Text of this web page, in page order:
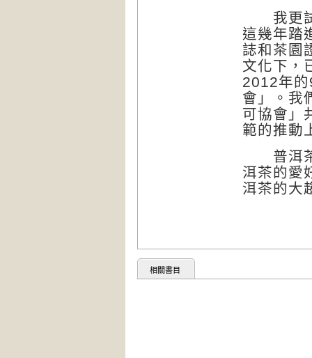
我更試
這幾年踏
誌和茶園
文化下，
2012年
會」。我
可協會」
範的推動
普洱茶
洱茶的愛
洱茶的大
相關書目